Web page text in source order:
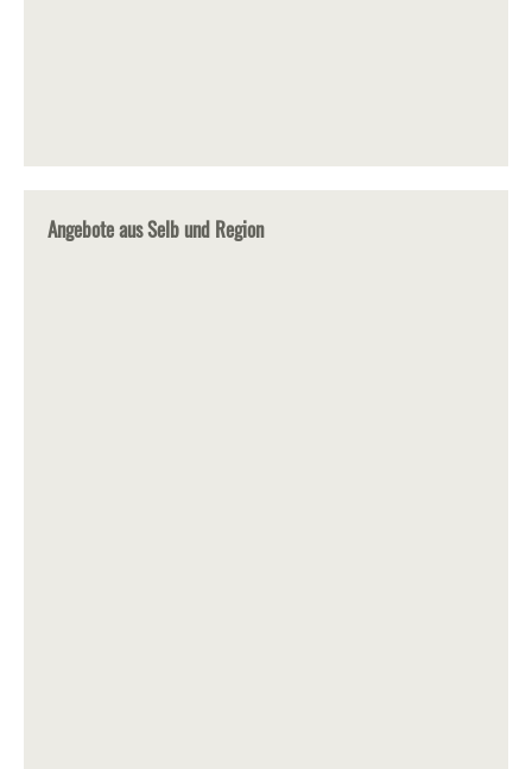
Angebote aus Selb und Region